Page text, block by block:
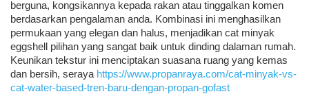
berguna, kongsikannya kepada rakan atau tinggalkan komen
berdasarkan pengalaman anda. Kombinasi ini menghasilkan
permukaan yang elegan dan halus, menjadikan cat minyak
eggshell pilihan yang sangat baik untuk dinding dalaman rumah.
Keunikan tekstur ini menciptakan suasana ruang yang kemas
dan bersih, seraya https://www.propanraya.com/cat-minyak-vs-
cat-water-based-tren-baru-dengan-propan-gofast